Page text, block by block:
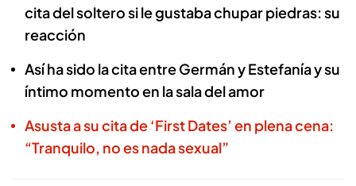
cita del soltero si le gustaba chupar piedras: su
reacción
Así ha sido la cita entre Germán y Estefanía y su
íntimo momento en la sala del amor
Asusta a su cita de ‘First Dates’ en plena cena:
“Tranquilo, no es nada sexual”